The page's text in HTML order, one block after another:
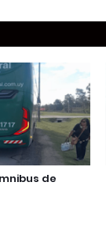
de